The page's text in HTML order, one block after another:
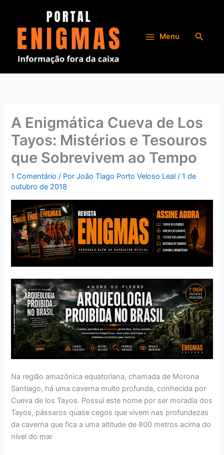
conteúdo
Menu
A Enigmática Cueva de Los
Tayos: Mistérios e Tesouros
que Sobrevivem ao Tempo
1 Comentário / PorJoão Tiago Porto Veloso Leal/1 de
outubro de 2018
Na região amazônica equatoriana, chamada de Morona
Santiago, há uma caverna muito profunda, conhecida por
Cueva de los Tayos. Possui este nome por ser moradia dos
Tayos, pássaros quase cegos que vivem nas profundezas
da caverna que fica a uma altitude de 800 metros acima do
nível do mar